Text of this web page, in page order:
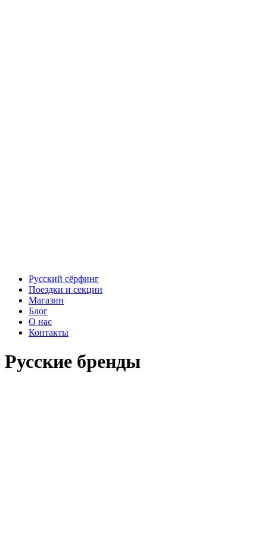
Русский сёрфинг
Поездки и секции
Магазин
Блог
О нас
Контакты
Русские бренды